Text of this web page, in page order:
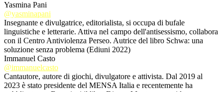
Yasmina Pani
@yasminapani
Insegnante e divulgatrice, editorialista, si occupa di bufale
linguistiche e letterarie. Attiva nel campo dell'antisessismo, collabora
con il Centro Antiviolenza Perseo. Autrice del libro Schwa: una
soluzione senza problema (Ediuni 2022)
Immanuel Casto
@immanuelcasto
Cantautore, autore di giochi, divulgatore e attivista. Dal 2019 al
2023 è stato presidente del MENSA Italia e recentemente ha